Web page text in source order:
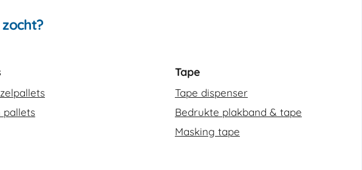
pallets
Tape
Tape dispenser
Bedrukte plakband & tape
Masking tape